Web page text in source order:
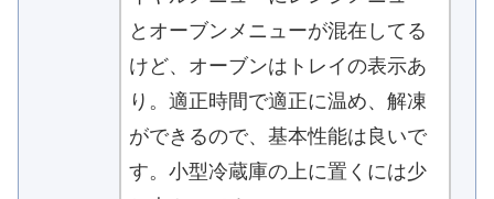
とオーブンメニューが混在してる
けど、オーブンはトレイの表示あ
り。適正時間で適正に温め、解凍
ができるので、基本性能は良いで
す。小型冷蔵庫の上に置くには少